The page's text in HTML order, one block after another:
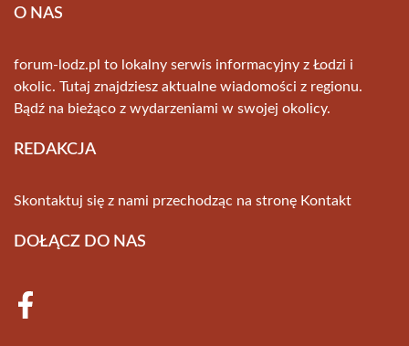
O NAS
forum-lodz.pl to lokalny serwis informacyjny z Łodzi i
okolic. Tutaj znajdziesz aktualne wiadomości z regionu.
Bądź na bieżąco z wydarzeniami w swojej okolicy.
REDAKCJA
Skontaktuj się z nami przechodząc na stronę Kontakt
DOŁĄCZ DO NAS